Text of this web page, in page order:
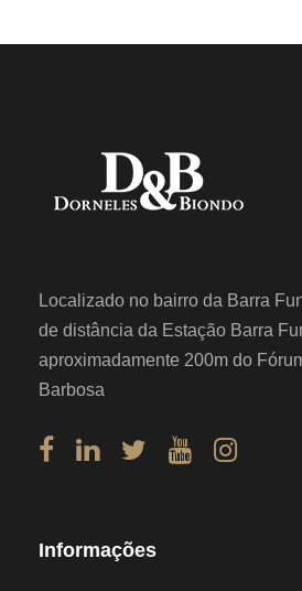
Localizado no bairro da Barra
de distância da Estação Barra
aproximadamente 200m do
Barbosa
Informações